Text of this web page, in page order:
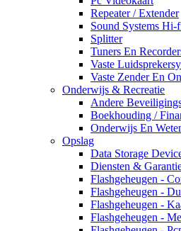
Repeater / Extender
Sound Systems Hi-
Splitter
Tuners En
Vaste
Vaste Zender En
Onderwijs & Recreatie
Andere
Boekhouding /
Onderwijs En
Opslag
Data Storage
Diensten &
Flashgeheugen -
Flashgeheugen -
Flashgeheugen -
Flashgeheugen -